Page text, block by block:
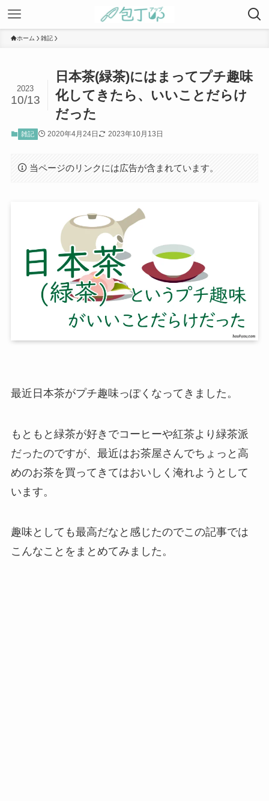
ホーム 雑記
日本茶(緑茶)にはまってプチ趣味
化してきたら、いいことだらけ
だった
2023
10/13
雑記 2020年4月24日 2023年10月13日
当ページのリンクには広告が含まれています。
最近日本茶がプチ趣味っぽくなってきました。
もともと緑茶が好きでコーヒーや紅茶より緑茶派
だったのですが、最近はお茶屋さんでちょっと高
めのお茶を買ってきてはおいしく淹れようとして
います。
趣味としても最高だなと感じたのでこの記事では
こんなことをまとめてみました。